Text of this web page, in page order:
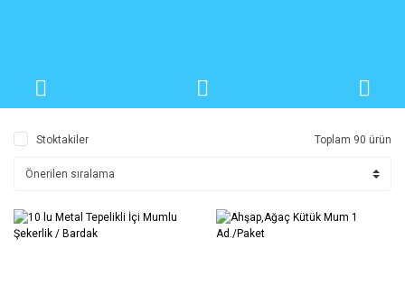
Stoktakiler Toplam 90 ürün